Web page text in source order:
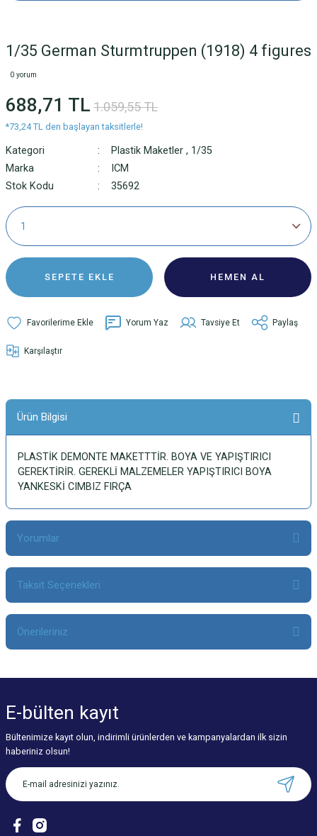
1/35 German Sturmtruppen (1918) 4 figures
0 yorum
688,71 TL 1.059,55 TL
*73,24 TL den başlayan taksitlerle!
Kategori Plastik Maketler , 1/35
Marka
ICM
Stok Kodu
35692
SEPETE EKLE HEMEN AL
Yorum Yaz Tavsiye Et Paylaş
Karşılaştır
Ürün Bilgisi
PLASTİK DEMONTE MAKETTTİR. BOYA VE YAPIŞTIRICI
GEREKTİRİR. GEREKLİ MALZEMELER YAPIŞTIRICI BOYA
YANKESKİ CIMBIZ FIRÇA
Yorumlar
Bu ürüne ilk yorumu siz yapın!
Taksit Seçenekleri
Önerileriniz
Görüş ve önerileriniz için teşekkür ederiz.
Ürün resmi kalitesiz, bozuk veya görüntülenemiyor.
Ürün açıklamasında eksik bilgiler bulunuyor.
Ürün bilgilerinde hatalar bulunuyor.
Bu ürüne benzer farklı alternatifler olmalı.
E-bülten kayıt
Bültenimize kayıt olun, indirimli ürünlerden ve kampanyalardan ilk sizin
haberiniz olsun!